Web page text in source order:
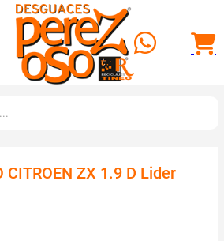
CITROEN ZX 1.9 D Lider